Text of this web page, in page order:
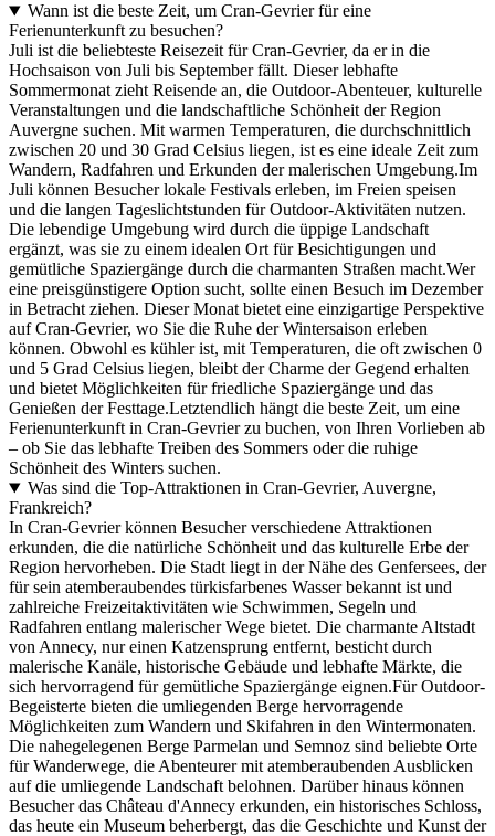
Wann ist die beste Zeit, um Cran-Gevrier für eine
Ferienunterkunft zu besuchen?
Juli ist die beliebteste Reisezeit für Cran-Gevrier, da er in die
Hochsaison von Juli bis September fällt. Dieser lebhafte
Sommermonat zieht Reisende an, die Outdoor-Abenteuer, kulturelle
Veranstaltungen und die landschaftliche Schönheit der Region
Auvergne suchen. Mit warmen Temperaturen, die durchschnittlich
zwischen 20 und 30 Grad Celsius liegen, ist es eine ideale Zeit zum
Wandern, Radfahren und Erkunden der malerischen Umgebung.Im
Juli können Besucher lokale Festivals erleben, im Freien speisen
und die langen Tageslichtstunden für Outdoor-Aktivitäten nutzen.
Die lebendige Umgebung wird durch die üppige Landschaft
ergänzt, was sie zu einem idealen Ort für Besichtigungen und
gemütliche Spaziergänge durch die charmanten Straßen macht.Wer
eine preisgünstigere Option sucht, sollte einen Besuch im Dezember
in Betracht ziehen. Dieser Monat bietet eine einzigartige Perspektive
auf Cran-Gevrier, wo Sie die Ruhe der Wintersaison erleben
können. Obwohl es kühler ist, mit Temperaturen, die oft zwischen 0
und 5 Grad Celsius liegen, bleibt der Charme der Gegend erhalten
und bietet Möglichkeiten für friedliche Spaziergänge und das
Genießen der Festtage.Letztendlich hängt die beste Zeit, um eine
Ferienunterkunft in Cran-Gevrier zu buchen, von Ihren Vorlieben ab
– ob Sie das lebhafte Treiben des Sommers oder die ruhige
Schönheit des Winters suchen.
Was sind die Top-Attraktionen in Cran-Gevrier, Auvergne,
Frankreich?
In Cran-Gevrier können Besucher verschiedene Attraktionen
erkunden, die die natürliche Schönheit und das kulturelle Erbe der
Region hervorheben. Die Stadt liegt in der Nähe des Genfersees, der
für sein atemberaubendes türkisfarbenes Wasser bekannt ist und
zahlreiche Freizeitaktivitäten wie Schwimmen, Segeln und
Radfahren entlang malerischer Wege bietet. Die charmante Altstadt
von Annecy, nur einen Katzensprung entfernt, besticht durch
malerische Kanäle, historische Gebäude und lebhafte Märkte, die
sich hervorragend für gemütliche Spaziergänge eignen.Für Outdoor-
Begeisterte bieten die umliegenden Berge hervorragende
Möglichkeiten zum Wandern und Skifahren in den Wintermonaten.
Die nahegelegenen Berge Parmelan und Semnoz sind beliebte Orte
für Wanderwege, die Abenteurer mit atemberaubenden Ausblicken
auf die umliegende Landschaft belohnen. Darüber hinaus können
Besucher das Château d'Annecy erkunden, ein historisches Schloss,
das heute ein Museum beherbergt, das die Geschichte und Kunst der